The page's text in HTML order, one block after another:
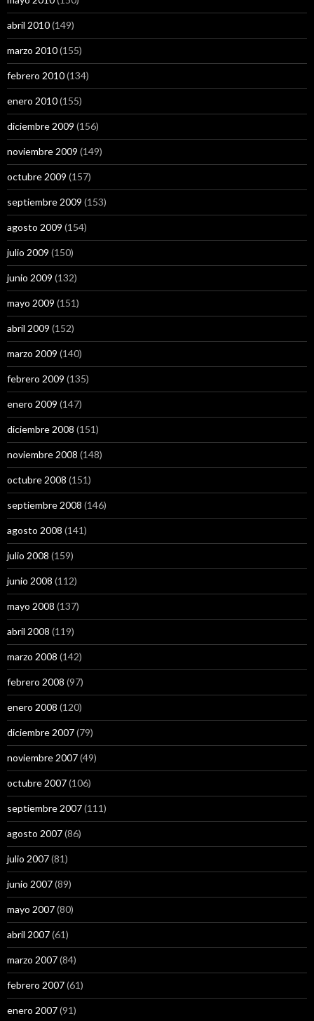
abril 2010(149)
marzo 2010(155)
febrero 2010(134)
enero 2010(155)
diciembre 2009 (156)
noviembre 2009 (149)
octubre 2009 (157)
septiembre 2009 (153)
agosto 2009 (154)
julio 2009 (150)
junio 2009 (132)
mayo 2009 (151)
abril 2009 (152)
marzo 2009 (140)
febrero 2009 (135)
enero 2009 (147)
diciembre 2008 (151)
noviembre 2008 (148)
octubre 2008 (151)
septiembre 2008 (146)
agosto 2008 (141)
julio 2008 (159)
junio 2008 (112)
mayo 2008 (137)
abril 2008 (119)
marzo 2008 (142)
febrero 2008 (97)
enero 2008 (120)
diciembre 2007(79)
noviembre 2007(49)
octubre 2007(106)
septiembre 2007(111)
agosto 2007(86)
julio 2007(81)
junio 2007(89)
mayo 2007(80)
abril 2007(61)
marzo 2007(84)
febrero 2007(61)
enero 2007(91)